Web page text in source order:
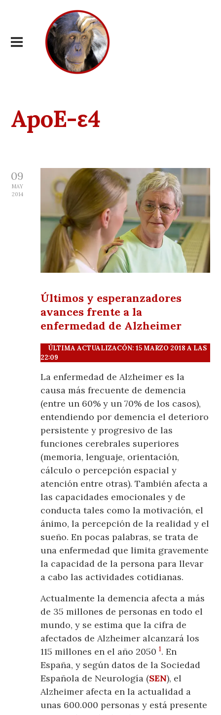
ApoE-ε4
09
MAY
2014
Últimos y esperanzadores
avances frente a la
enfermedad de Alzheimer
ÚLTIMA ACTUALIZACÓN: 15 MARZO 2018 A LAS
22:09
La enfermedad de Alzheimer es la
causa más frecuente de demencia
(entre un 60% y un 70% de los casos),
entendiendo por demencia el deterioro
persistente y progresivo de las
funciones cerebrales superiores
(memoria, lenguaje, orientación,
cálculo o percepción espacial y
atención entre otras). También afecta a
las capacidades emocionales y de
conducta tales como la motivación, el
ánimo, la percepción de la realidad y el
sueño. En pocas palabras, se trata de
una enfermedad que limita gravemente
la capacidad de la persona para llevar
a cabo las actividades cotidianas.
Actualmente la demencia afecta a más
de 35 millones de personas en todo el
mundo, y se estima que la cifra de
afectados de Alzheimer alcanzará los
115 millones en el año 20501. En
España, y según datos de la Sociedad
Española de Neurología (SEN), el
Alzheimer afecta en la actualidad a
unas 600.000 personas y está presente